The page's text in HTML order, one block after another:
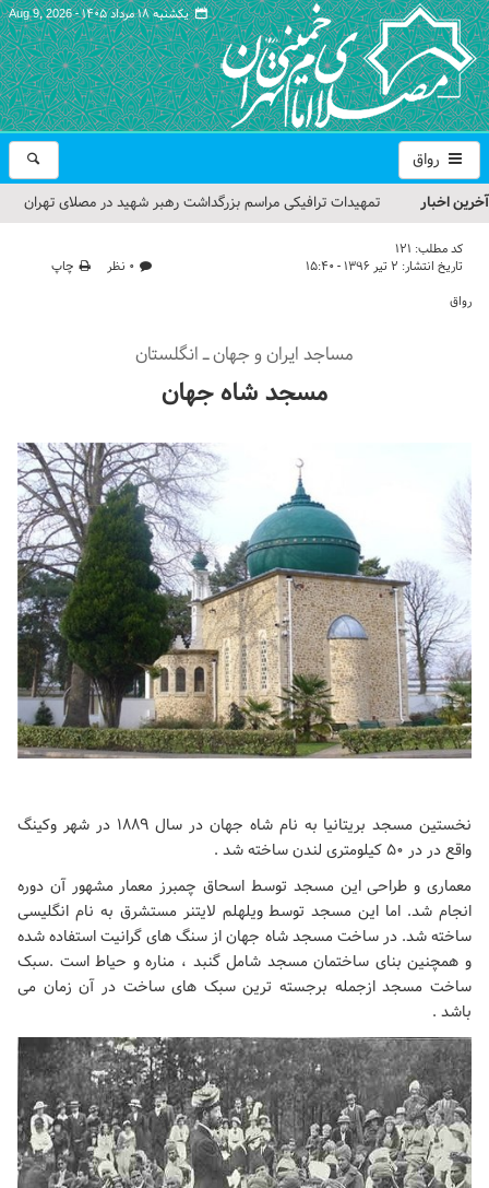
یکشنبه ۱۸ مرداد ۱۴۰۵ - Aug 9, 2026
رواق
آخرین اخبار
تمهیدات ترافیکی مراسم بزرگداشت رهبر شهید در مصلای تهران
حجت‌الاسلام حاج علی‌اکبری؛ خطیب این هفته نماز جمعه تهران
معظم انقلاب
گزارش تصویری| مراسم نماز بر پیکر امام شهید انقلاب اسلامی ایران
گزارش تصویری| مراسم بزرگداشت آقای شهید ایران
کد مطلب: 121
تاریخ انتشار: ۲ تیر ۱۳۹۶ - ۱۵:۴۰ ۰ نظر
چاپ
رواق
مساجد ایران و جهان ـ انگلستان
مسجد شاه جهان
نخستین مسجد بریتانیا به نام شاه جهان در سال ۱۸۸۹ در شهر وکینگ
واقع در در ۵۰ کیلومتری لندن ساخته شد .
معماری و طراحی این مسجد توسط اسحاق چمبرز معمار مشهور آن دوره
انجام شد. اما این مسجد توسط ویلهلم لایتنر مستشرق به نام انگلیسی
ساخته شد. در ساخت مسجد شاه جهان از سنگ های گرانیت استفاده شده
و همچنین بنای ساختمان مسجد شامل گنبد ، مناره و حیاط است .سبک
ساخت مسجد ازجمله برجسته ترین سبک های ساخت در آن زمان می
باشد .